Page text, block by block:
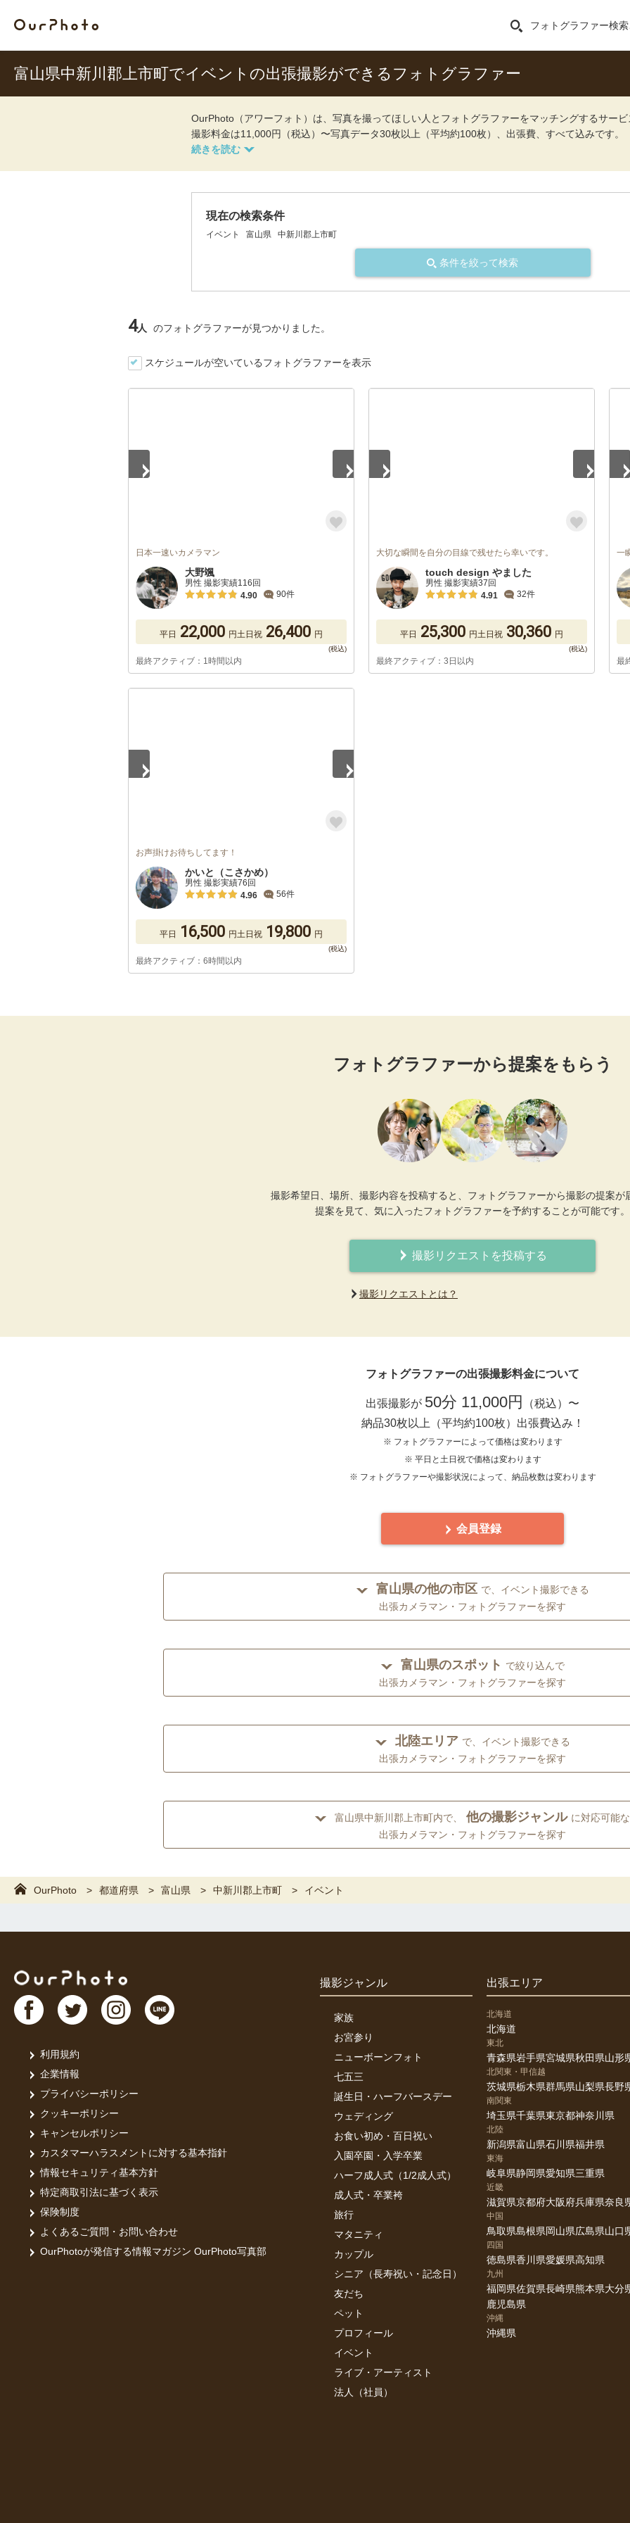
フォトグラファー検索
富山県中新川郡上市町でイベントの出張撮影ができるフォトグラファー
OurPhoto（アワーフォト）は、写真を撮ってほしい人とフォトグラファーをマッチングするサービ
撮影料金は11,000円（税込）〜写真データ30枚以上（平均約100枚）、出張費、すべて込みです。
現在の検索条件
イベント 富山県 中新川郡上市町
条件を絞って検索
4人 のフォトグラファーが見つかりました。
スケジュールが空いているフォトグラファーを表示
日本一速いカメラマン
大野颯
男性 撮影実績116回
4.90
90件
平日 22,000 円土日祝 26,400 円
最終アクティブ：1時間以内
大切な瞬間を自分の目線で残せたら幸いです。
touch design やました
男性 撮影実績37回
4.91
32件
平日 25,300 円土日祝 30,360 円
最終アクティブ：3日以内
一
最
お声掛けお待ちしてます！
かいと（こさかめ）
男性 撮影実績76回
4.96
56件
平日 16,500 円土日祝 19,800 円
最終アクティブ：6時間以内
フォトグラファーから提案をもらう
撮影希望日、場所、撮影内容を投稿すると、フォトグラファーから撮影の提案が
提案を見て、気に入ったフォトグラファーを予約することが可能です。
撮影リクエストを投稿する
撮影リクエストとは？
フォトグラファーの出張撮影料金について
出張撮影が 50分 11,000円
（税込）〜
納品30枚以上（平均約100枚）出張費込み！
※ フォトグラファーによって価格は変わります
※ 平日と土日祝で価格は変わります
※ フォトグラファーや撮影状況によって、納品枚数は変わります
会員登録
富山県の他の市区 で、イベント撮影できる
出張カメラマン・フォトグラファーを探す
富山県のスポット で絞り込んで
出張カメラマン・フォトグラファーを探す
北陸エリア で、イベント撮影できる
出張カメラマン・フォトグラファーを探す
富山県中新川郡上市町内で、 他の撮影ジャンル に対応可能な
出張カメラマン・フォトグラファーを探す
OurPhoto 都道府県 富山県 中新川郡上市町 イベント
利用規約
企業情報
プライバシーポリシー
クッキーポリシー
キャンセルポリシー
カスタマーハラスメントに対する基本指針
情報セキュリティ基本方針
特定商取引法に基づく表示
保険制度
よくあるご質問・お問い合わせ
OurPhotoが発信する情報マガジン OurPhoto写真部
撮影ジャンル
家族
お宮参り
ニューボーンフォト
七五三
誕生日・ハーフバースデー
ウェディング
お食い初め・百日祝い
入園卒園・入学卒業
ハーフ成人式（1/2成人式）
成人式・卒業袴
旅行
マタニティ
カップル
シニア（長寿祝い・記念日）
友だち
ペット
プロフィール
イベント
ライブ・アーティスト
法人（社員）
出張エリア
北海道
北海道
東北
青森県岩手県宮城県秋田県山形
北関東・甲信越
茨城県栃木県群馬県山梨県長野
南関東
埼玉県千葉県東京都神奈川県
北陸
新潟県富山県石川県福井県
東海
岐阜県静岡県愛知県三重県
近畿
滋賀県京都府大阪府兵庫県奈良
中国
鳥取県島根県岡山県広島県山口
四国
徳島県香川県愛媛県高知県
九州
福岡県佐賀県長崎県熊本県大分
鹿児島県
沖縄
沖縄県